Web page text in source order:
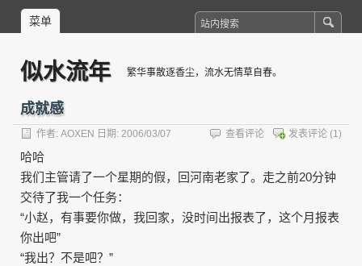
菜单
似水流年 繁华事散逐香尘，流水无情草自春。
成就感
作者: AOXEN 日期: 2006/03/07 发表评论 (1)
查看评论
哈哈
我们主管请了一个星期的假，回河南老家了。走之前20分钟
交待了我一个任务：
“小赵，有事要你做，我回家，没时间出报表了，这个月报表
你出吧”
“我出？不是吧？”